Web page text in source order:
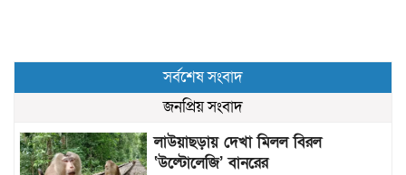
সর্বশেষ সংবাদ
জনপ্রিয় সংবাদ
লাউয়াছড়ায় দেখা মিলল বিরল
‘উল্টোলেজি’ বানরের